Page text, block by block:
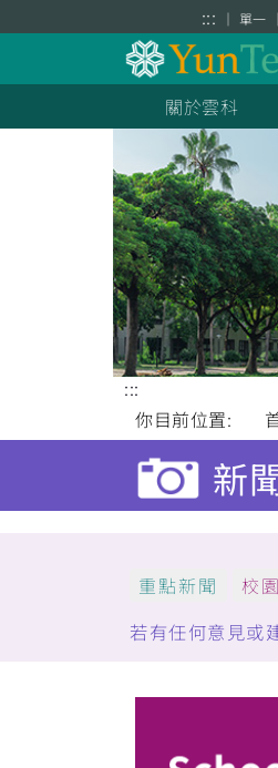
::: 單一
關於雲科
:::
你目前位置:
新
重點新聞 校
若有任何意見